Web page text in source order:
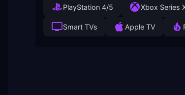
PlayStation 4/5 Xbox Series
Smart TVs Apple TV